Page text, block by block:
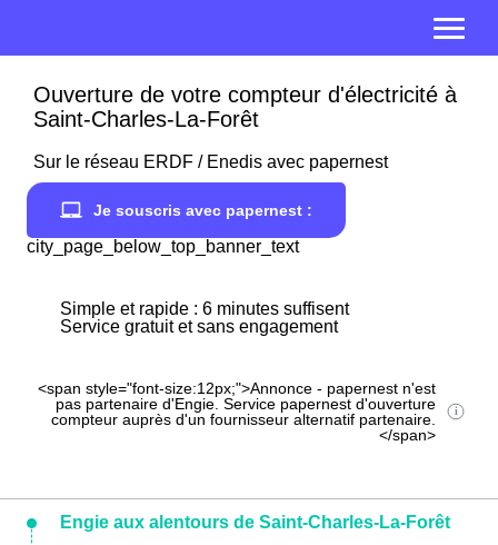
Ouverture de votre compteur d'électricité à
Saint-Charles-La-Forêt
Sur le réseau ERDF / Enedis avec papernest
Je souscris avec papernest :
city_page_below_top_banner_text
Simple et rapide : 6 minutes suffisent
Service gratuit et sans engagement
<span style="font-size:12px;">Annonce - papernest n'est
pas partenaire d'Engie. Service papernest d'ouverture
compteur auprès d'un fournisseur alternatif partenaire.
</span>
Engie aux alentours de Saint-Charles-La-Forêt